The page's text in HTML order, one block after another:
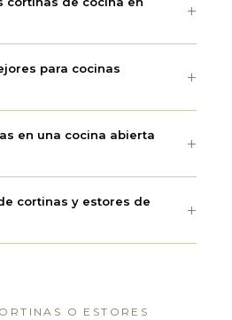
para cocinas
en una cocina abierta
cortinas y estores de
O ESTORES